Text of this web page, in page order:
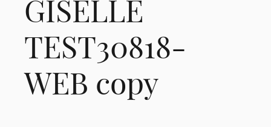
GISELLE
TEST30818-
WEB copy